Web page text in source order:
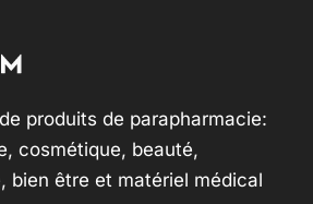
produits de parapharmacie:
cosmétique, beauté,
bien être et matériel médical